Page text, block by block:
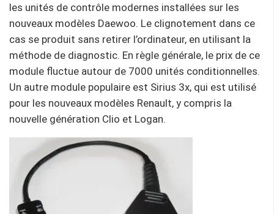
les unités de contrôle modernes installées sur les
nouveaux modèles Daewoo. Le clignotement dans ce
cas se produit sans retirer l’ordinateur, en utilisant la
méthode de diagnostic. En règle générale, le prix de ce
module fluctue autour de 7000 unités conditionnelles.
Un autre module populaire est Sirius 3x, qui est utilisé
pour les nouveaux modèles Renault, y compris la
nouvelle génération Clio et Logan.